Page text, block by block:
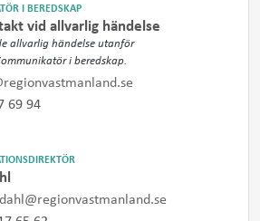
I BEREDSKAP
vid allvarlig händelse
allvarlig händelse utanför
i beredskap.
69 94